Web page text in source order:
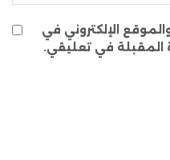
الإلكتروني في
المقبلة في تعليقي.